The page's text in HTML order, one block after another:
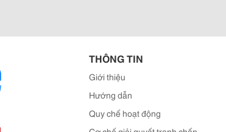
THÔNG TIN
Giới thiệu
Hướng dẫn
Quy chế hoạt động